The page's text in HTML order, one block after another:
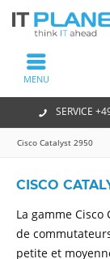
SERVICE
MENU
Cisco Catalyst 2950
CISCO
La gamme
de
petite et